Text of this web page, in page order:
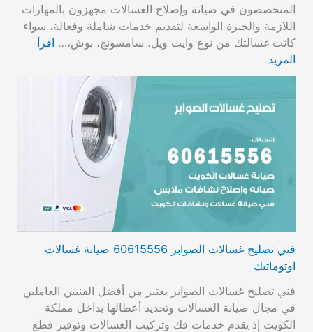
المتخصصون في صيانة وإصلاح الغسالات مجهزون بالمهارات
اللازمة والخبرة الواسعة لتقديم خدمات شاملة وفعالة، سواء
كانت غسالتك من نوع وايت ويل، سامسونج، بوش،… اقرأ
المزيد
فني تصليح غسالات الصوابر 60615556 صيانة غسالات
اوتوماتيك
فني تصليح غسالات الصوابر يعتبر من أفضل الفنيين العاملين
في مجال صيانة الغسالات وتحديد أعطالها بداخل مملكة
الكويت إذ يقدم خدمات فك وتركيب الغسالات وتوفير قطع